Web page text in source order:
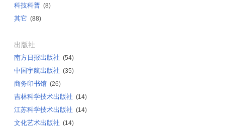
科技科普 (8)
其它 (88)
出版社
南方日报出版社 (54)
中国宇航出版社 (35)
商务印书馆 (26)
吉林科学技术出版社 (14)
江苏科学技术出版社 (14)
文化艺术出版社 (14)